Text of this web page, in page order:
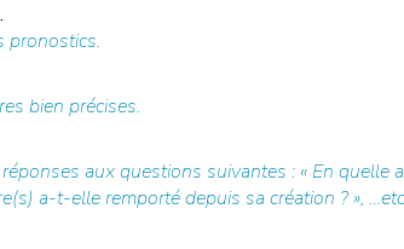
bien précises.
aux questions suivantes : « En quelle
a-t-elle remporté depuis sa création ? »,